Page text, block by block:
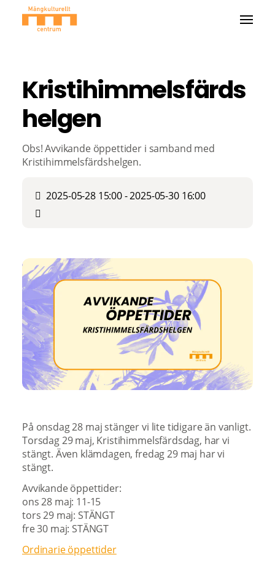
Kristihimmelsfärds
helgen
Obs! Avvikande öppettider i samband med
Kristihimmelsfärdshelgen.
2025-05-28 15:00 - 2025-05-30 16:00
På onsdag 28 maj stänger vi lite tidigare än vanligt.
Torsdag 29 maj, Kristihimmelsfärdsdag, har vi
stängt. Även klämdagen, fredag 29 maj har vi
stängt.
Avvikande öppettider:
ons 28 maj: 11-15
tors 29 maj: STÄNGT
fre 30 maj: STÄNGT
Ordinarie öppettider